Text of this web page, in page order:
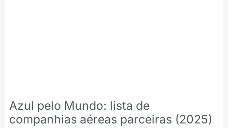
Azul pelo Mundo: lista de
companhias aéreas parceiras (2025)